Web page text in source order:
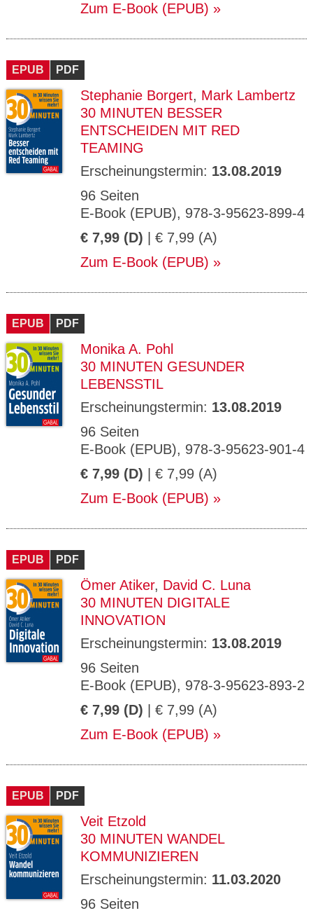
Zum E-Book (EPUB)
EPUB PDF
Stephanie Borgert, Mark Lambertz
30 MINUTEN BESSER
ENTSCHEIDEN MIT RED
TEAMING
Erscheinungstermin: 13.08.2019
96 Seiten
E-Book (EPUB), 978-3-95623-899-4
€ 7,99 (D) | € 7,99 (A)
Zum E-Book (EPUB)
EPUB PDF
Monika A. Pohl
30 MINUTEN GESUNDER
LEBENSSTIL
Erscheinungstermin: 13.08.2019
96 Seiten
E-Book (EPUB), 978-3-95623-901-4
€ 7,99 (D) | € 7,99 (A)
Zum E-Book (EPUB)
EPUB PDF
Ömer Atiker, David C. Luna
30 MINUTEN DIGITALE
INNOVATION
Erscheinungstermin: 13.08.2019
96 Seiten
E-Book (EPUB), 978-3-95623-893-2
€ 7,99 (D) | € 7,99 (A)
Zum E-Book (EPUB)
EPUB PDF
Veit Etzold
30 MINUTEN WANDEL
KOMMUNIZIEREN
Erscheinungstermin: 11.03.2020
96 Seiten